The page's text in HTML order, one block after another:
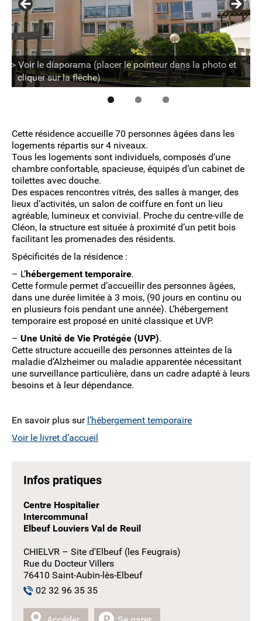
> Voir le diaporama (placer le pointeur dans la photo et
cliquer sur la flèche)
Cette résidence accueille 70 personnes âgées dans les
logements répartis sur 4 niveaux.
Tous les logements sont individuels, composés d’une
chambre confortable, spacieuse, équipés d’un cabinet de
toilettes avec douche.
Des espaces rencontres vitrés, des salles à manger, des
lieux d’activités, un salon de coiffure en font un lieu
agréable, lumineux et convivial. Proche du centre-ville de
Cléon, la structure est située à proximité d’un petit bois
facilitant les promenades des résidents.
Spécificités de la résidence :
– L’hébergement temporaire.
Cette formule permet d’accueillir des personnes âgées,
dans une durée limitée à 3 mois, (90 jours en continu ou
en plusieurs fois pendant une année). L’hébergement
temporaire est proposé en unité classique et UVP.
– Une Unité de Vie Protégée (UVP).
Cette structure accueille des personnes atteintes de la
maladie d’Alzheimer ou maladie apparentée nécessitant
une surveillance particulière, dans un cadre adapté à leurs
besoins et à leur dépendance.
En savoir plus sur l’hébergement temporaire
Voir le livret d’accueil
Infos pratiques
Centre Hospitalier
Intercommunal
Elbeuf Louviers Val de Reuil
CHIELVR – Site d'Elbeuf (les Feugrais)
Rue du Docteur Villers
76410 Saint-Aubin-lès-Elbeuf
02 32 96 35 35